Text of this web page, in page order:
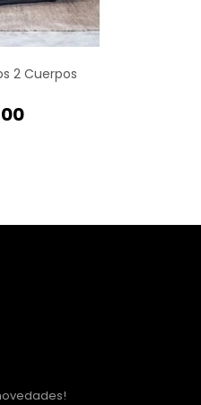
2 Cuerpos